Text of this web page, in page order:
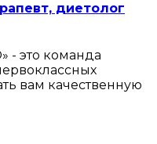
диетолог
- это команда
вам качественную